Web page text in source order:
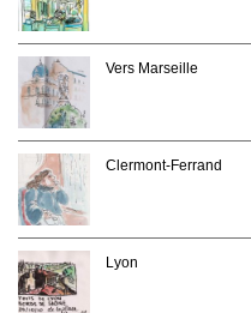
Vers Marseille
Clermont-Ferrand
Lyon